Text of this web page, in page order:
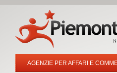
AGENZIE PER AFFARI E